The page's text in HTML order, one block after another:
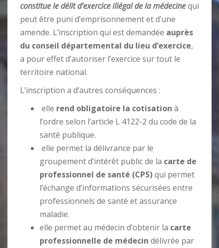
constitue le délit d’exercice illégal de la médecinequi
peut être puni d’emprisonnement et d’une
amende. L’inscription qui est demandée auprès
du conseil départemental du lieu d’exercice,
a pour effet d’autoriser l’exercice sur tout le
territoire national.
L’inscription a d’autres conséquences :
elle rend obligatoire la cotisation à
l’ordre selon l’article L 4122-2 du code de la
santé publique.
elle permet la délivrance par le
groupement d’intérêt public de la carte de
professionnel de santé (CPS)qui permet
l’échange d’informations sécurisées entre
professionnels de santé et assurance
maladie.
elle permet au médecin d’obtenir la carte
professionnelle de médecin délivrée par